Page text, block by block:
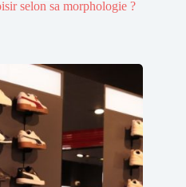
selon sa morphologie ?